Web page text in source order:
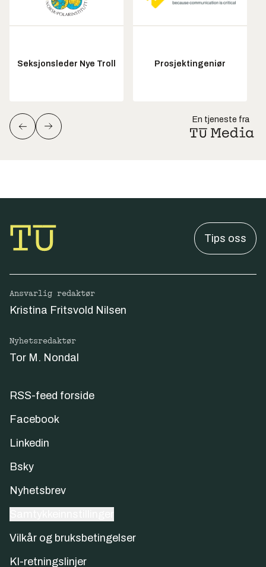
Seksjonsleder Nye Troll Prosjektingeniør
En tjeneste fra
Tips oss
Ansvarlig redaktør
Kristina Fritsvold Nilsen
Nyhetsredaktør
Tor M. Nondal
RSS-feed forside
Facebook
Linkedin
Bsky
Nyhetsbrev
Vilkår og bruksbetingelser
KI-retningslinjer